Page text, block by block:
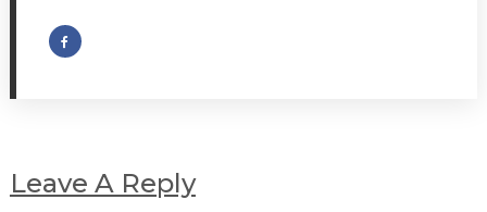
Leave A Reply